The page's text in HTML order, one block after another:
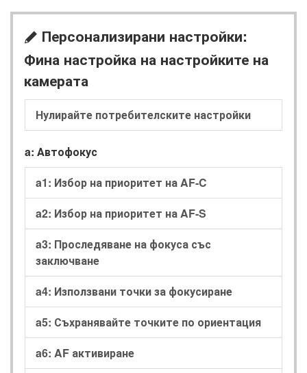
A Персонализирани настройки:
Фина настройка на настройките на
камерата
Нулирайте потребителските настройки
a: Автофокус
a1: Избор на приоритет на AF-C
a2: Избор на приоритет на AF-S
a3: Проследяване на фокуса със
заключване
a4: Използвани точки за фокусиране
a5: Съхранявайте точките по ориентация
a6: AF активиране